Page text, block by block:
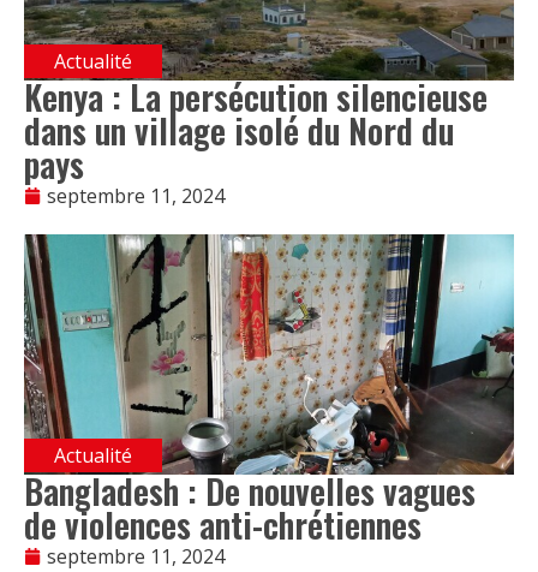
Actualité
Kenya : La persécution silencieuse
dans un village isolé du Nord du
pays
septembre 11, 2024
Actualité
Bangladesh : De nouvelles vagues
de violences anti-chrétiennes
septembre 11, 2024